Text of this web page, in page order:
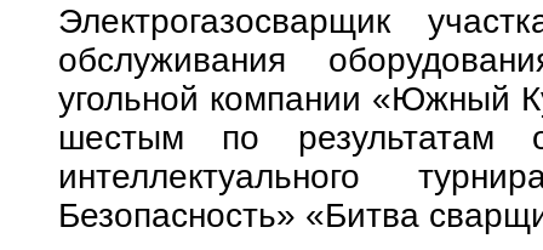
Электрогазосварщик
обслуживания
угольной компании «Южный
шестым по результатам
интеллектуального
Безопасность» «Битва